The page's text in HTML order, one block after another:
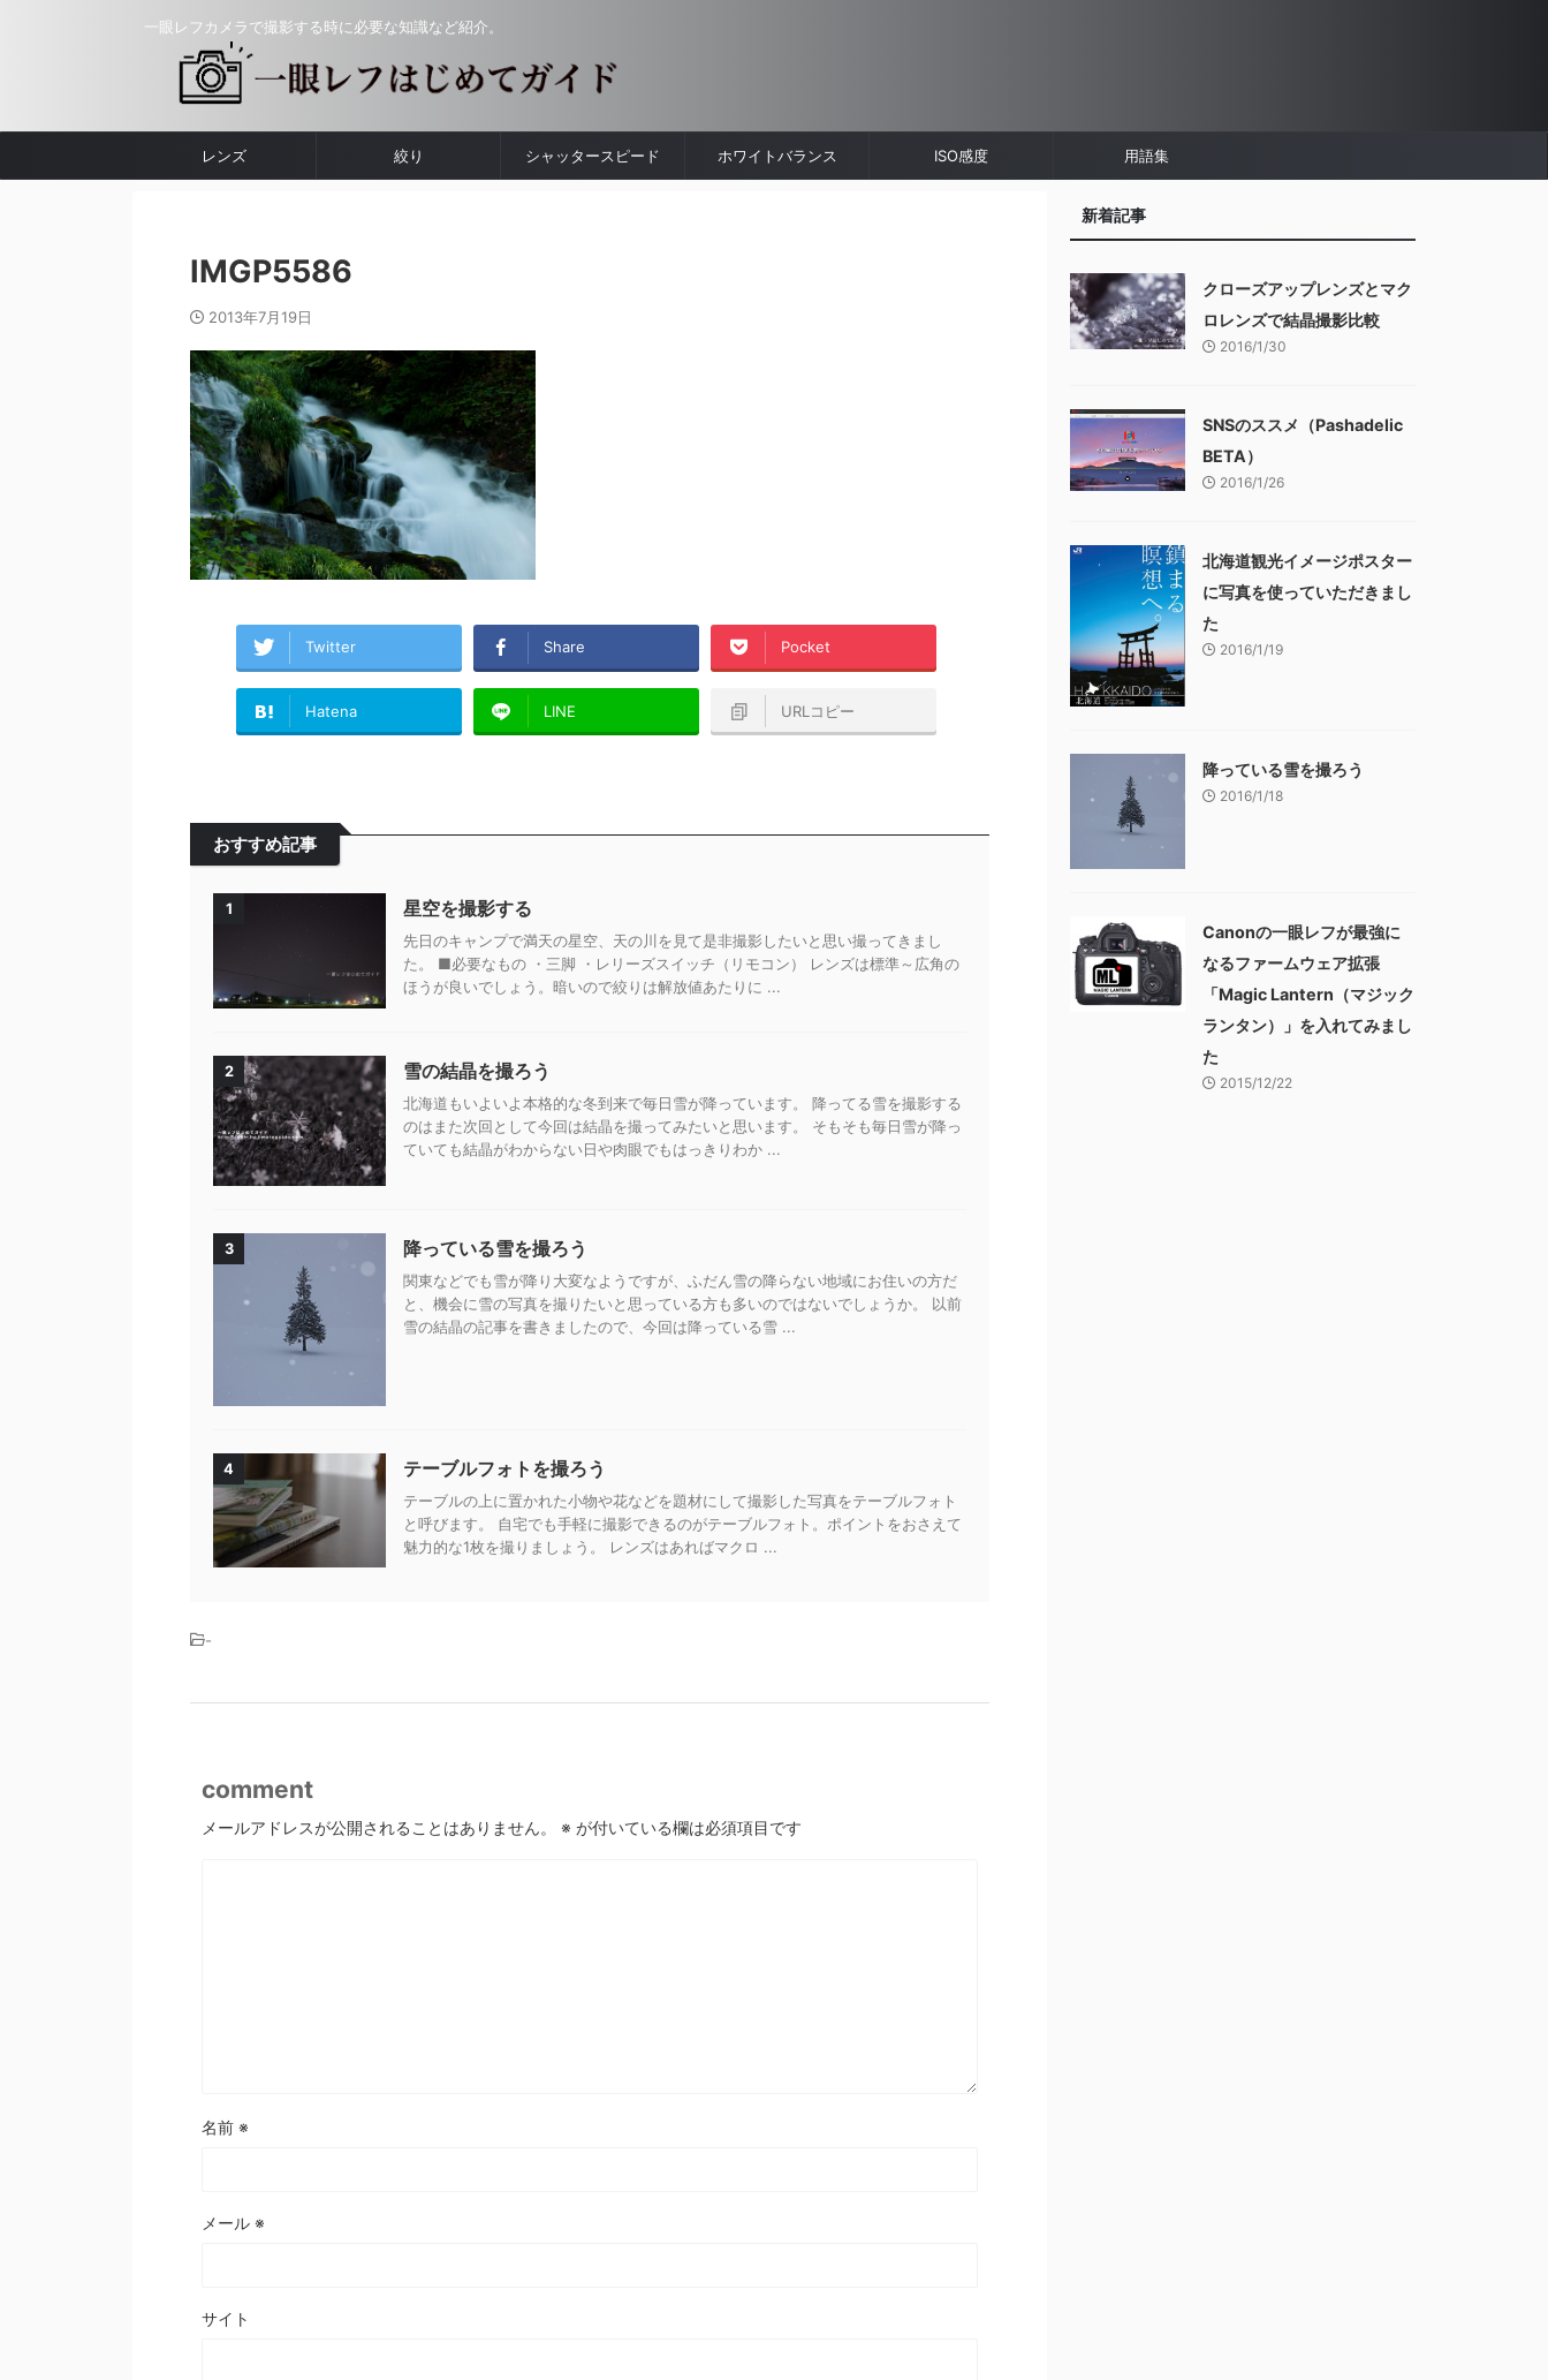
一眼レフカメラで撮影する時に必要な知識など紹介。
レンズ 絞り シャッタースピード ホワイトバランス ISO感度 用語集
IMGP5586
2013年7月19日
Twitter Share Pocket
Hatena LINE URLコピー
おすすめ記事
1 星空を撮影する
先日のキャンプで満天の星空、天の川を見て是非撮影したいと思い撮ってきまし
た。 ■必要なもの ・三脚 ・レリーズスイッチ（リモコン） レンズは標準～広角の
ほうが良いでしょう。暗いので絞りは解放値あたりに ...
2 雪の結晶を撮ろう
北海道もいよいよ本格的な冬到来で毎日雪が降っています。 降ってる雪を撮影する
のはまた次回として今回は結晶を撮ってみたいと思います。 そもそも毎日雪が降っ
ていても結晶がわからない日や肉眼でもはっきりわか ...
3 降っている雪を撮ろう
関東などでも雪が降り大変なようですが、ふだん雪の降らない地域にお住いの方だ
と、機会に雪の写真を撮りたいと思っている方も多いのではないでしょうか。 以前
雪の結晶の記事を書きましたので、今回は降っている雪 ...
4 テーブルフォトを撮ろう
テーブルの上に置かれた小物や花などを題材にして撮影した写真をテーブルフォト
と呼びます。 自宅でも手軽に撮影できるのがテーブルフォト。ポイントをおさえて
魅力的な1枚を撮りましょう。 レンズはあればマクロ ...
-
comment
メールアドレスが公開されることはありません。 ※ が付いている欄は必須項目です
名前 ※
メール ※
サイト
新着記事
クローズアップレンズとマク
ロレンズで結晶撮影比較
2016/1/30
SNSのススメ（Pashadelic
BETA）
2016/1/26
北海道観光イメージポスター
に写真を使っていただきまし
た
2016/1/19
降っている雪を撮ろう
2016/1/18
Canonの一眼レフが最強に
なるファームウェア拡張
「Magic Lantern（マジック
ランタン）」を入れてみまし
た
2015/12/22